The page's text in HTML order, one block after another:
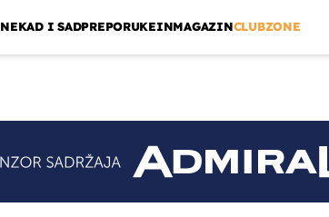
NEKAD I SADPREPORUKEINMAGAZINCLUBZONE